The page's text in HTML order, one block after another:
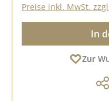
Preise inkl. MwSt.
In
Zur